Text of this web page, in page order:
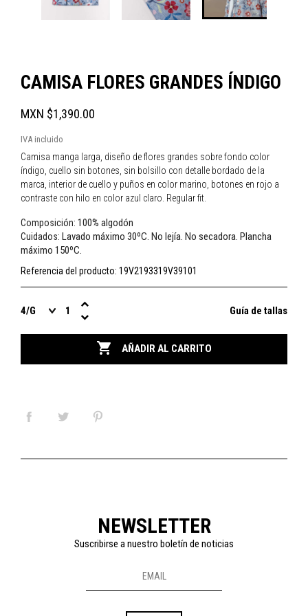
CAMISA FLORES GRANDES ÍNDIGO
MXN $1,390.00
IVA incluido
Camisa manga larga, diseño de flores grandes sobre fondo color
índigo, cuello sin botones, sin bolsillo con detalle bordado de la
marca, interior de cuello y puños en color marino, botones en rojo a
contraste con hilo en color azul claro. Regular fit.
Composición: 100% algodón
Cuidados: Lavado máximo 30ºC. No lejía. No secadora. Plancha
máximo 150ºC.
Referencia del producto: 19V2193319V39101
Guía de tallas
 AÑADIR AL CARRITO
NEWSLETTER
Suscribirse a nuestro boletín de noticias